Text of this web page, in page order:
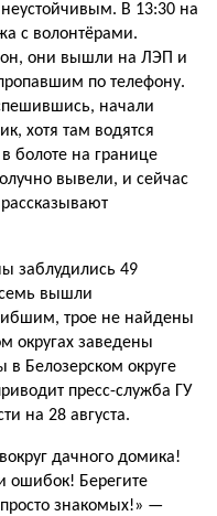
В 13:30 на
с волонтёрами.
они вышли на ЛЭП и
по телефону.
начали
хотя там водятся
болоте на границе
вывели, и сейчас
заблудились 49
вышли
трое не найдены
округах заведены
Белозерском округе
пресс-служба ГУ
на 28 августа.
дачного домика!
ошибок! Берегите
знакомых!» —